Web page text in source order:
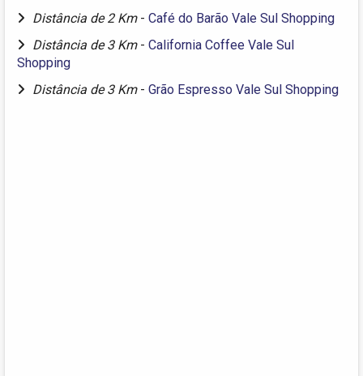
Distância de 2 Km - Café do Barão Vale Sul Shopping
Distância de 3 Km - California Coffee Vale Sul
Shopping
Distância de 3 Km - Grão Espresso Vale Sul Shopping